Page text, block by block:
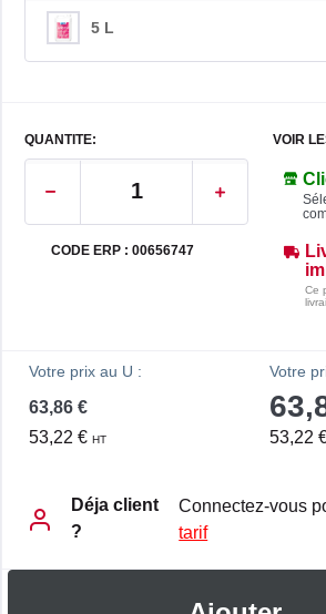
5 L
QUANTITE:
CODE ERP : 00656747
VOIR
Ce
Votre prix au U :
63,86 €
53,22 € HT
Votre
53,22
Déja client
?
Connectez-vous
tarif